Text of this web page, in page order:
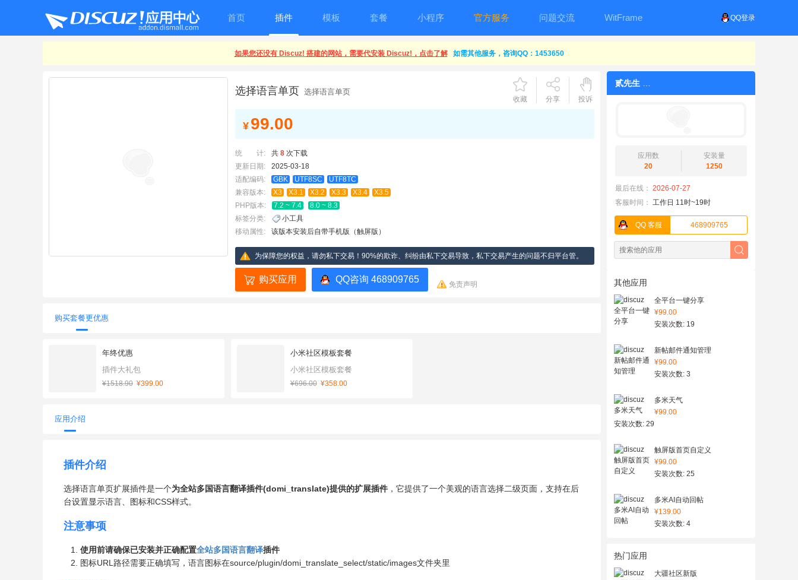
QQ登录
首页 插件 模板 套餐 小程序 官方服务 问题交流 WitFrame
如果您还没有 Discuz! 搭建的网站，需要代安装 Discuz!，点击了解 如需其他服务，咨询QQ：1453650
贰先生
应用数
20
安装量
1250
最后在线： 2026-07-27
客服时间： 工作日 11时~19时
QQ 客服 468909765
其他应用
全平台一键分享
¥99.00
安装次数: 19
新帖邮件通知管理
¥99.00
安装次数: 3
多米天气
¥99.00
安装次数: 29
触屏版首页自定义
¥99.00
安装次数: 25
多米AI自动回帖
¥139.00
安装次数: 4
热门应用
大疆社区新版
选择语言单页 选择语言单页
收藏 分享 投诉
¥ 99.00
统 计: 共 8 次下载
更新日期:
2025-03-18
适配编码:
GBK UTF8SC
UTF8TC
兼容版本:
X3 X3.1 X3.2 X3.3 X3.4
X3.5
PHP版本:
7.2 ~ 7.4
8.0 ~ 8.3
标签分类:
小工具
移动属性:
该版本安装后自带手机版（触屏版）
为保障您的权益，请勿私下交易！90%的欺诈、纠纷由私下交易导致，私下交易产生的问题不归平台管。
购买应用 QQ咨询 468909765 免责声明
购买套餐更优惠
年终优惠
插件大礼包
¥1518.90 ¥399.00
小米社区模板套餐
小米社区模板套餐
¥696.00 ¥358.00
应用介绍
插件介绍
选择语言单页扩展插件是一个为全站多国语言翻译插件(domi_translate)提供的扩展插件 ，它提供了一个美观的语言选择二级页面，支持在后
台设置显示语言、图标和CSS样式。
注意事项
使用前请确保已安装并正确配置全站多国语言翻译插件
图标URL路径需要正确填写，语言图标在source/plugin/domi_translate_select/static/images文件夹里